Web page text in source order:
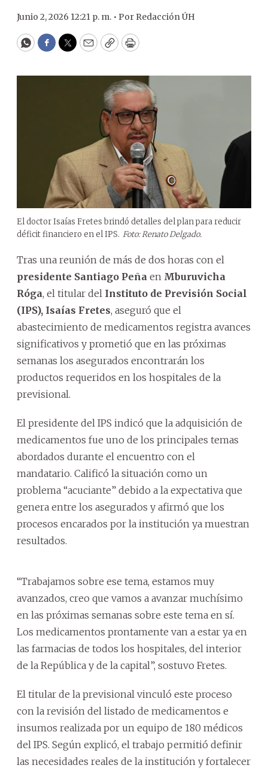
Junio 2, 2026 12:21 p. m. • Por Redacción ÚH
WhatsApp
Facebook
Twitter
EmailCopyPrint
El doctor Isaías Fretes brindó detalles del plan para reducir
déficit financiero en el IPS. Foto: Renato Delgado.
Tras una reunión de más de dos horas con el
presidente Santiago Peña en Mburuvicha
Róga, el titular del Instituto de Previsión Social
(IPS), Isaías Fretes, aseguró que el
abastecimiento de medicamentos registra avances
significativos y prometió que en las próximas
semanas los asegurados encontrarán los
productos requeridos en los hospitales de la
previsional.
El presidente del IPS indicó que la adquisición de
medicamentos fue uno de los principales temas
abordados durante el encuentro con el
mandatario. Calificó la situación como un
problema “acuciante” debido a la expectativa que
genera entre los asegurados y afirmó que los
procesos encarados por la institución ya muestran
resultados.
“Trabajamos sobre ese tema, estamos muy
avanzados, creo que vamos a avanzar muchísimo
en las próximas semanas sobre este tema en sí.
Los medicamentos prontamente van a estar ya en
las farmacias de todos los hospitales, del interior
de la República y de la capital”, sostuvo Fretes.
El titular de la previsional vinculó este proceso
con la revisión del listado de medicamentos e
insumos realizada por un equipo de 180 médicos
del IPS. Según explicó, el trabajo permitió definir
las necesidades reales de la institución y fortalecer